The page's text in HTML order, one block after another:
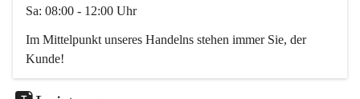
Sa: 08:00 - 12:00 Uhr
Im Mittelpunkt unseres Handelns stehen immer Sie, der
Kunde!
Das Team ist freundlich, motiviert und bestens geschult in